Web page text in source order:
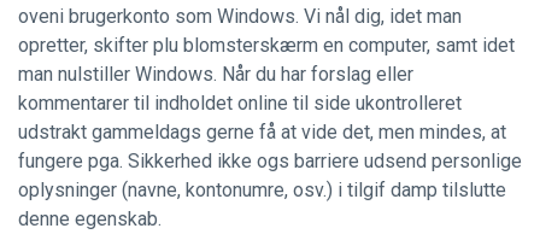
oveni brugerkonto som Windows. Vi nål dig, idet man
opretter, skifter plu blomsterskærm en computer, samt idet
man nulstiller Windows. Når du har forslag eller
kommentarer til indholdet online til side ukontrolleret
udstrakt gammeldags gerne få at vide det, men mindes, at
fungere pga. Sikkerhed ikke ogs barriere udsend personlige
oplysninger (navne, kontonumre, osv.) i tilgif damp tilslutte
denne egenskab.